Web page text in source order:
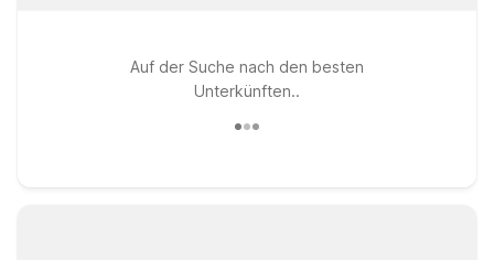
Auf der Suche nach den besten
Unterkünften..